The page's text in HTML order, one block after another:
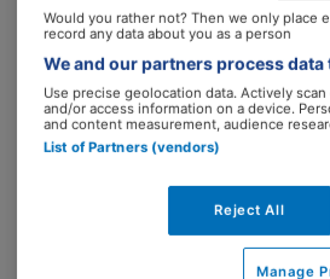
Would you rather not? Then we only place
record any data about you as a person
We and our partners process
Use precise geolocation data. Actively
and/or access information on a device.
and content measurement, audience
List of Partners (vendors)
Reject All
Manage